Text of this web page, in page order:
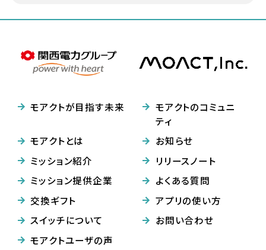
モアクトが目指す未来
モアクトとは
ミッション紹介
ミッション提供企業
交換ギフト
スイッチについて
モアクトユーザの声
モアクトのコミュニ
ティ
お知らせ
リリースノート
よくある質問
アプリの使い方
お問い合わせ